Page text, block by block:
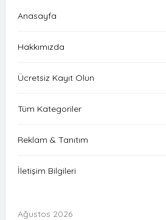
Anasayfa
Hakkımızda
Ücretsiz Kayıt Olun
Tüm Kategoriler
Reklam & Tanıtım
İletişim Bilgileri
Ağustos 2026